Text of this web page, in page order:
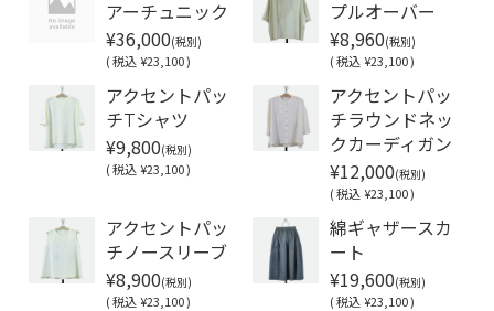
アーチュニック
¥36,000(税別)
(税込¥23,100 )
プルオーバー
¥8,960(税別)
(税込 ¥23,100 )
アクセントパッ
チTシャツ
¥9,800(税別)
(税込¥23,100 )
アクセントパッ
チラウンドネッ
クカーディガン
¥12,000(税別)
(税込 ¥23,100 )
アクセントパッ
チノースリーブ
¥8,900(税別)
(税込¥23,100 )
綿ギャザースカ
ート
¥19,600(税別)
(税込 ¥23,100 )